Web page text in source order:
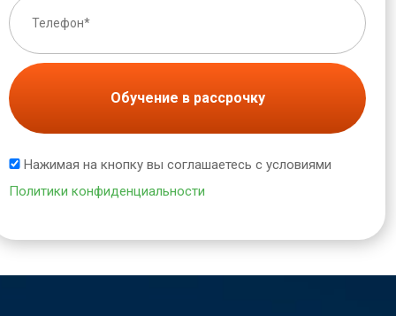
Обучение в рассрочку
Нажимая на кнопку вы соглашаетесь с условиями
Политики конфиденциальности